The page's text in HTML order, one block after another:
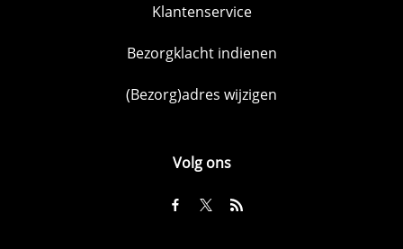
Klantenservice
Bezorgklacht indienen
(Bezorg)adres wijzigen
Volg ons